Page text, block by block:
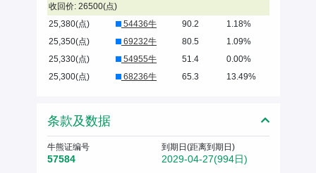
收回价: 26500(点)
25,380(点)
54436牛 90.2
1.18%
25,350(点)
69232牛 80.5
1.09%
25,330(点)
54955牛 51.4
0.00%
25,300(点)
68236牛 65.3 13.49%
条款及数据
牛熊证编号
57584
到期日(距离到期日)
2029-04-27(994日)